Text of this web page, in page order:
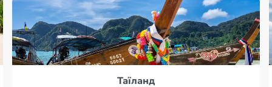
Таїланд